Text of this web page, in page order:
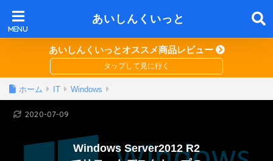
あいしんくいっと
あいしんくいっとオススメ商品レビュー
ホーム IT Windows
Windows Server2012 R2
2020-07-09